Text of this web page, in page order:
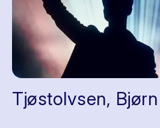
Tjøstolvsen, Bjørn